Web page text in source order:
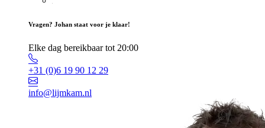
Vragen? Johan staat voor je klaar!
Elke dag bereikbaar tot 20:00
+31 (0)6 19 90 12 29
info@lijmkam.nl